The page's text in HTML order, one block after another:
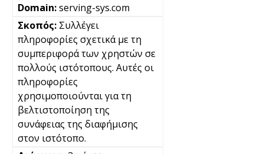
serving-sys.com
Συλλέγει
πληροφορίες σχετικά με τη
συμπεριφορά των χρηστών σε
πολλούς ιστότοπους. Αυτές οι
πληροφορίες
χρησιμοποιούνται για τη
βελτιστοποίηση της
συνάφειας της διαφήμισης
στον ιστότοπο.